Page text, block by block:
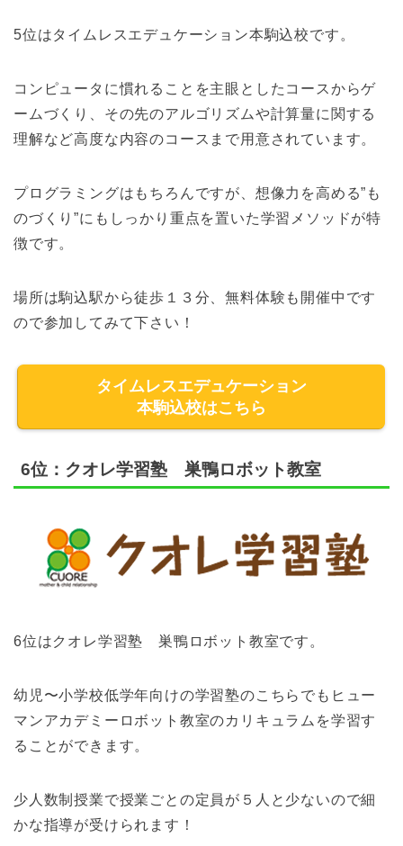
5位はタイムレスエデュケーション本駒込校です。
コンピュータに慣れることを主眼としたコースからゲ
ームづくり、その先のアルゴリズムや計算量に関する
理解など高度な内容のコースまで用意されています。
プログラミングはもちろんですが、想像力を高める”も
のづくり”にもしっかり重点を置いた学習メソッドが特
徴です。
場所は駒込駅から徒歩１３分、無料体験も開催中です
ので参加してみて下さい！
タイムレスエデュケーション
本駒込校はこちら
6位：クオレ学習塾 巣鴨ロボット教室
6位はクオレ学習塾 巣鴨ロボット教室です。
幼児〜小学校低学年向けの学習塾のこちらでもヒュー
マンアカデミーロボット教室のカリキュラムを学習す
ることができます。
少人数制授業で授業ごとの定員が５人と少ないので細
かな指導が受けられます！